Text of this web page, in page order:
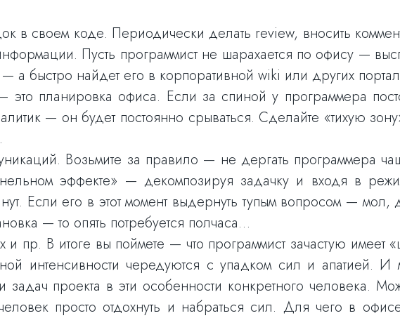
в своем коде. Периодически делать review, вносить
Пусть программист не шарахается по офису —
а быстро найдет его в корпоративной wiki или других
это планировка офиса. Если за спиной у программера
— он будет постоянно срываться. Сделайте «тихую
Возьмите за правило — не дергать программера
эффекте» — декомпозируя задачку и входя в
Если его в этот момент выдернуть тупым вопросом — мол,
— то опять потребуется полчаса…
пр. В итоге вы поймете — что программист зачастую имеет
интенсивности чередуются с упадком сил и апатией. И
задач проекта в эти особенности конкретного человека.
просто отдохнуть и набраться сил. Для чего в